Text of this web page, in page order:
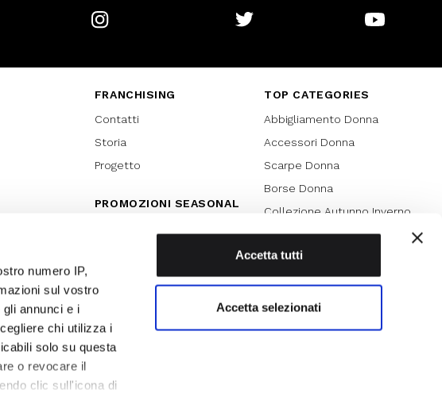
numero IP,
sul vostro
annunci e i
chi utilizza i
solo su questa
o revocare il
clic sull'icona di
Accetta tutti
Accetta selezionati
2022
FRANCHISING
Contatti
Storia
Progetto
PROMOZIONI SEASONAL
Armocromia
TOP CATEGORIES
Abbigliamento Donna
Accessori Donna
Scarpe Donna
Borse Donna
Collezione Autunno Inverno
Collezione Primavera Estate
SPECIAL PROMOTION
Saldi
Saldi 70%
Saldi 60%